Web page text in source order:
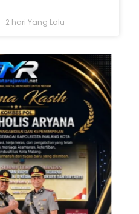
2 hari Yang Lalu